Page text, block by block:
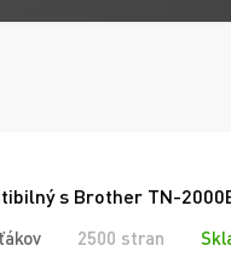
s Brother TN-
2500 stran